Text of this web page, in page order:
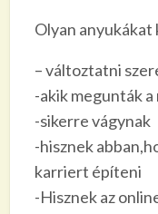
Olyan anyukákat
– változtatni
-akik megunták
-sikerre vágynak
-hisznek
karriert építeni
-Hisznek az